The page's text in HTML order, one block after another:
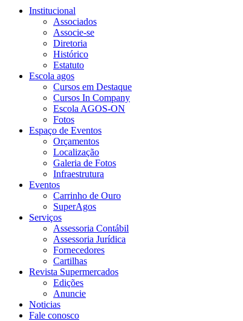
Institucional
Associados
Associe-se
Diretoria
Histórico
Estatuto
Escola agos
Cursos em Destaque
Cursos In Company
Escola AGOS-ON
Fotos
Espaço de Eventos
Orçamentos
Localização
Galeria de Fotos
Infraestrutura
Eventos
Carrinho de Ouro
SuperAgos
Serviços
Assessoria Contábil
Assessoria Jurídica
Fornecedores
Cartilhas
Revista Supermercados
Edições
Anuncie
Noticias
Fale conosco